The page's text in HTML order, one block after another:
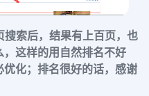
索后，结果有上百页，也
这样的用自然排名不好
化；排名很好的话，感谢